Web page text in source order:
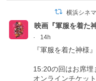
横浜シネ
映画『軍服を着た
·
14h
『軍服を着た神様
15:20の回はお席埋
オンラインチケッ